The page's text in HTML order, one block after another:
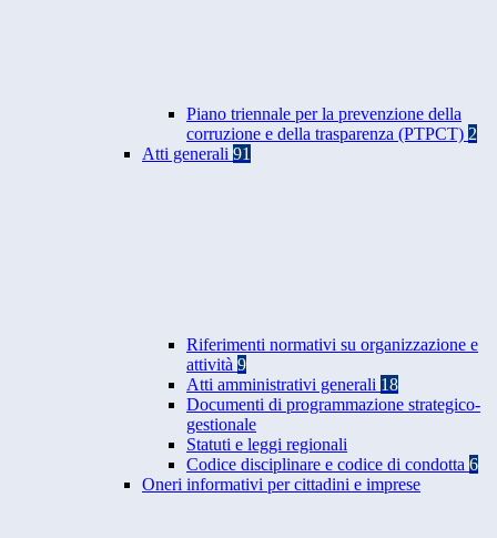
Piano triennale per la prevenzione della
corruzione e della trasparenza (PTPCT) 2
Atti generali 91
Riferimenti normativi su organizzazione e
attività 9
Atti amministrativi generali 18
Documenti di programmazione strategico-
gestionale
Statuti e leggi regionali
Codice disciplinare e codice di condotta 6
Oneri informativi per cittadini e imprese